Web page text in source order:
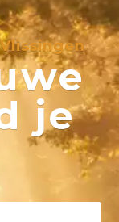
je